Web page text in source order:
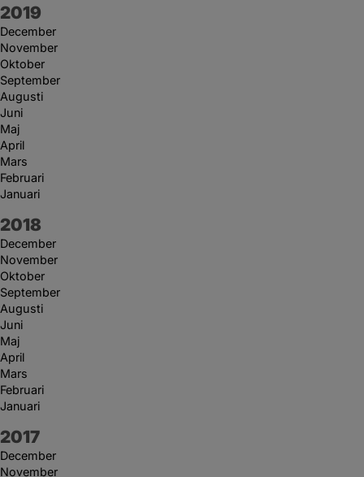
År:
2019
December
November
Oktober
September
Augusti
Juni
Maj
April
Mars
Februari
Januari
År:
2018
December
November
Oktober
September
Augusti
Juni
Maj
April
Mars
Februari
Januari
År:
2017
December
November